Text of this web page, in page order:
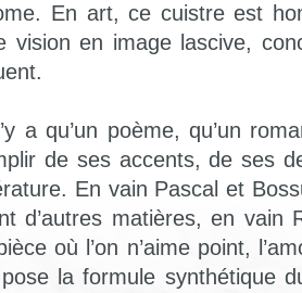
En art, ce cuistre est
vision en image lascive,
a qu’un poème, qu’un
de ses accents, de ses
En vain Pascal et
d’autres matières, en vain
où l’on n’aime point,
la formule synthétique